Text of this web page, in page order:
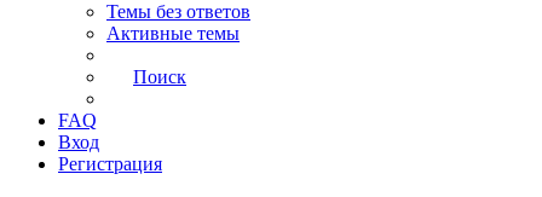
Темы без ответов
Активные темы
Поиск
FAQ
Вход
Регистрация